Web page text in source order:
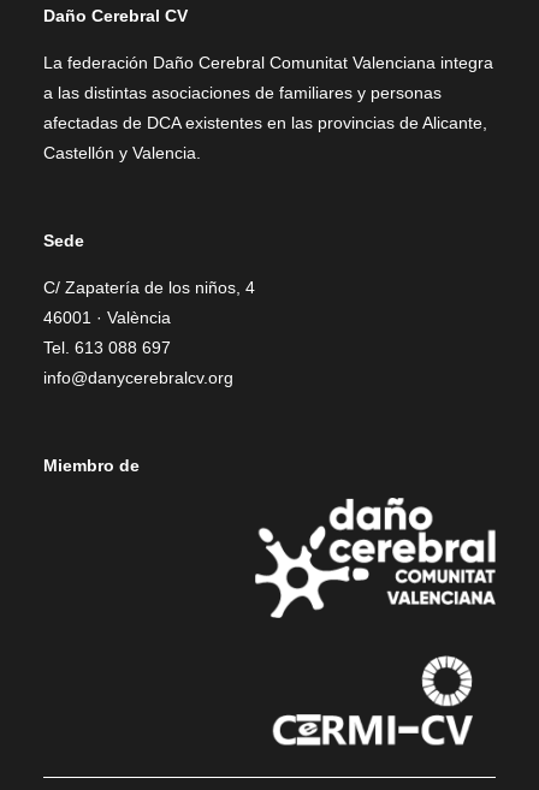
Daño Cerebral CV
La federación Daño Cerebral Comunitat Valenciana integra
a las distintas asociaciones de familiares y personas
afectadas de DCA existentes en las provincias de Alicante,
Castellón y Valencia.
Sede
C/ Zapatería de los niños, 4
46001 · València
Tel. 613 088 697
info@danycerebralcv.org
Miembro de